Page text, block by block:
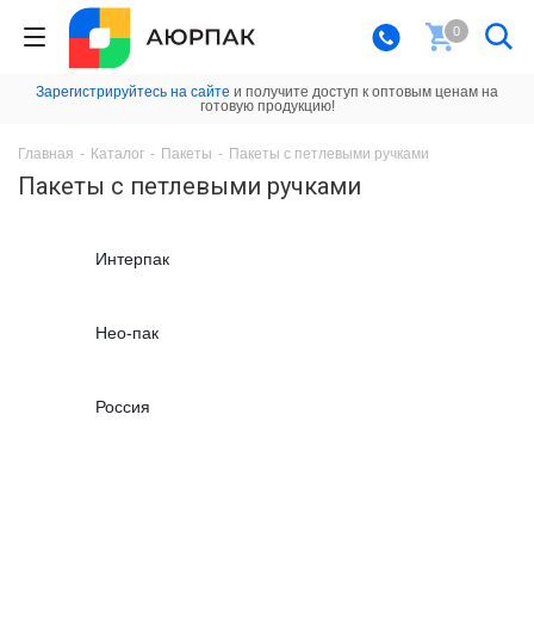
0
Зарегистрируйтесь на сайте и получите доступ к оптовым ценам на
готовую продукцию!
Главная - Каталог - Пакеты - Пакеты с петлевыми ручками
Пакеты с петлевыми ручками
Интерпак
Нео-пак
Россия